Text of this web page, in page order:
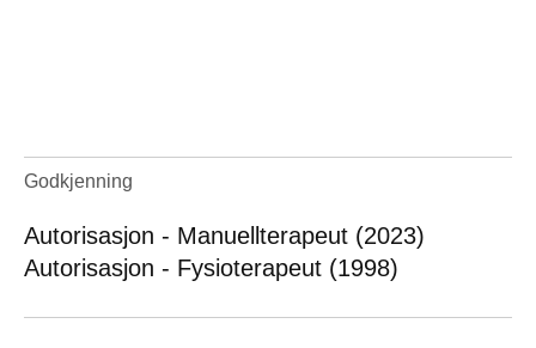
Godkjenning
Autorisasjon - Manuellterapeut (2023)
Autorisasjon - Fysioterapeut (1998)